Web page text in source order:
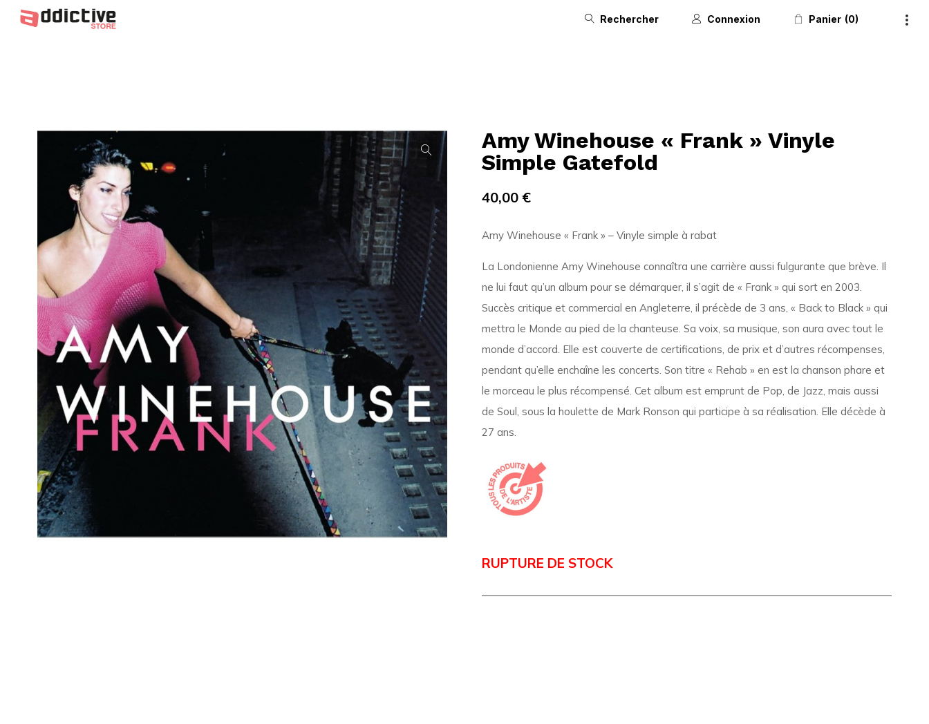
Rechercher Connexion Panier 0
Amy Winehouse « Frank » Vinyle
Simple Gatefold
40,00 €
Amy Winehouse « Frank » – Vinyle simple à rabat
La Londonienne Amy Winehouse connaîtra une carrière aussi fulgurante que brève. Il
ne lui faut qu’un album pour se démarquer, il s’agit de « Frank » qui sort en 2003.
Succès critique et commercial en Angleterre, il précède de 3 ans, « Back to Black » qui
mettra le Monde au pied de la chanteuse. Sa voix, sa musique, son aura avec tout le
monde d’accord. Elle est couverte de certifications, de prix et d’autres récompenses,
pendant qu’elle enchaîne les concerts. Son titre « Rehab » en est la chanson phare et
le morceau le plus récompensé. Cet album est emprunt de Pop, de Jazz, mais aussi
de Soul, sous la houlette de Mark Ronson qui participe à sa réalisation. Elle décède à
27 ans.
RUPTURE DE STOCK